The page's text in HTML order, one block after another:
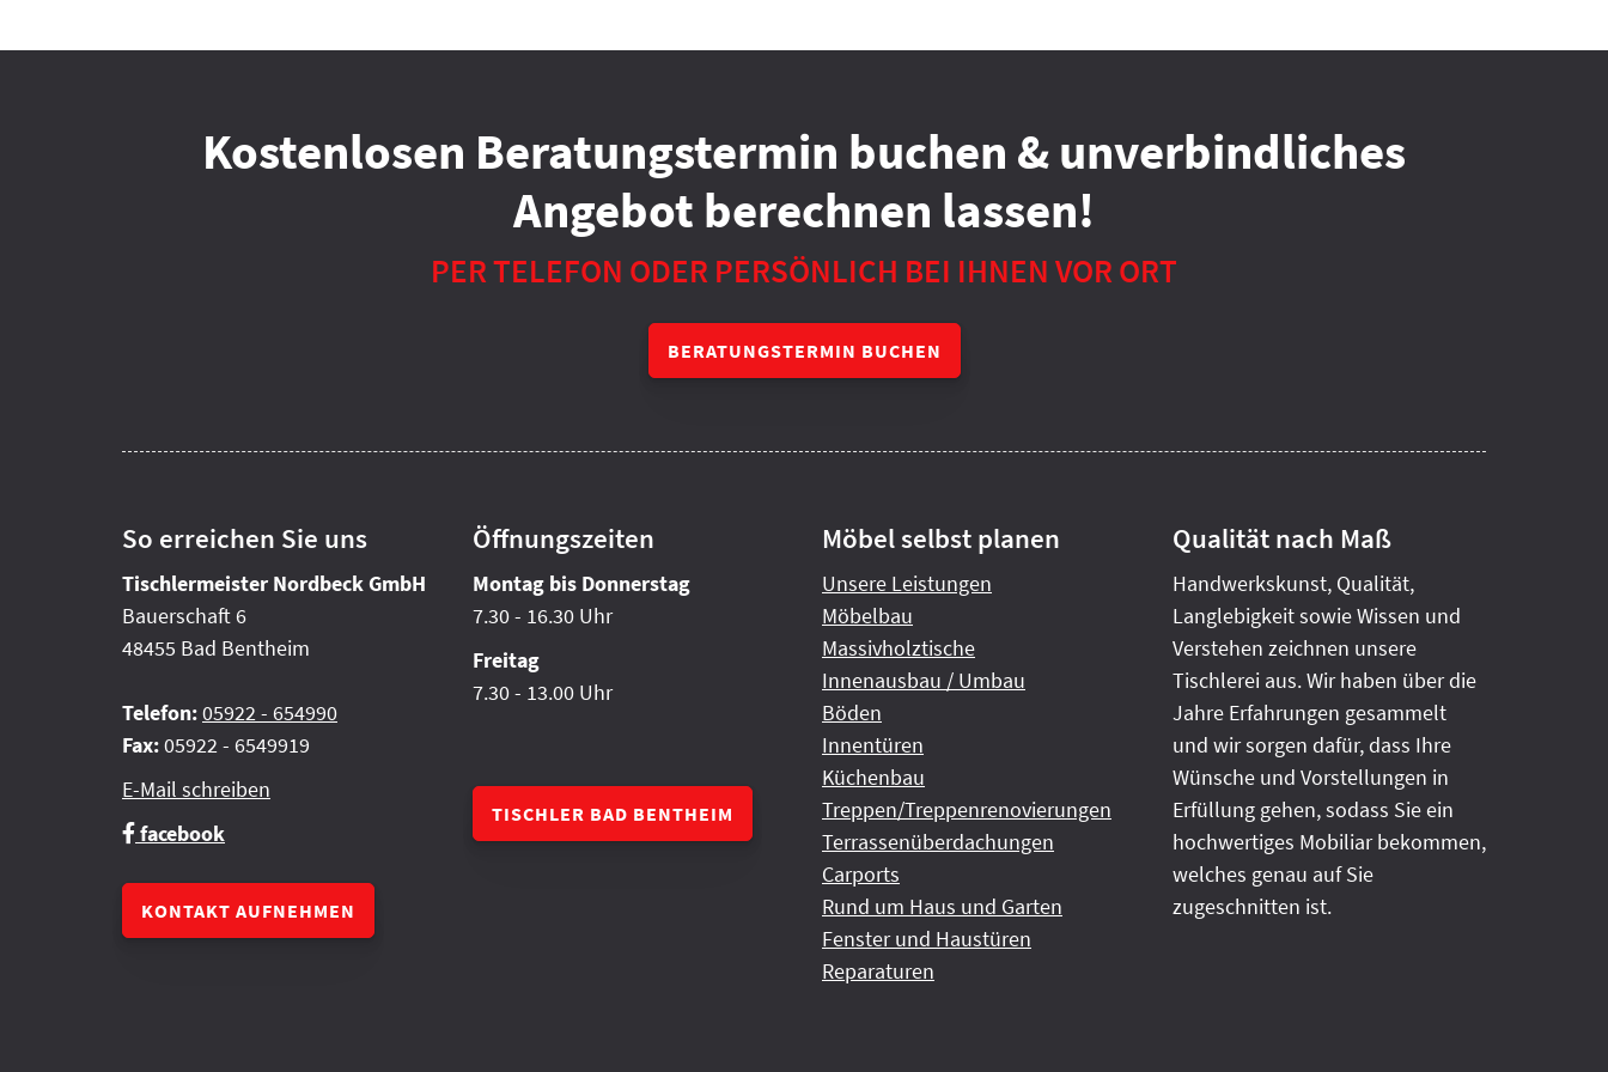
Kostenlosen Beratungstermin buchen & unverbindliches
Angebot berechnen lassen!
PER TELEFON ODER PERSÖNLICH BEI IHNEN VOR ORT
BERATUNGSTERMIN BUCHEN
So erreichen Sie uns
Tischlermeister Nordbeck GmbH
Bauerschaft 6
48455 Bad Bentheim
Telefon:05922 - 654990
Fax:05922 - 6549919
E-Mail schreiben
facebook
KONTAKT AUFNEHMEN
Öffnungszeiten
Montag bis Donnerstag
7.30 - 16.30 Uhr
Freitag
7.30 - 13.00 Uhr
TISCHLER BAD BENTHEIM
Möbel selbst planen
Unsere Leistungen
Möbelbau
Massivholztische
Innenausbau / Umbau
Böden
Innentüren
Küchenbau
Treppen/Treppenrenovierungen
Terrassenüberdachungen
Carports
Rund um Haus und Garten
Fenster und Haustüren
Reparaturen
Qualität nach Maß
Handwerkskunst, Qualität,
Langlebigkeit sowie Wissen und
Verstehen zeichnen unsere
Tischlerei aus. Wir haben über die
Jahre Erfahrungen gesammelt
und wir sorgen dafür, dass Ihre
Wünsche und Vorstellungen in
Erfüllung gehen, sodass Sie ein
hochwertiges Mobiliar bekommen,
welches genau auf Sie
zugeschnitten ist.